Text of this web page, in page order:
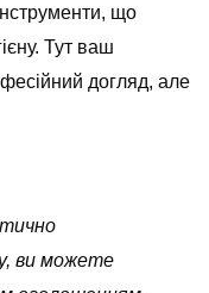
що
Тут ваш
догляд, але
ви можете